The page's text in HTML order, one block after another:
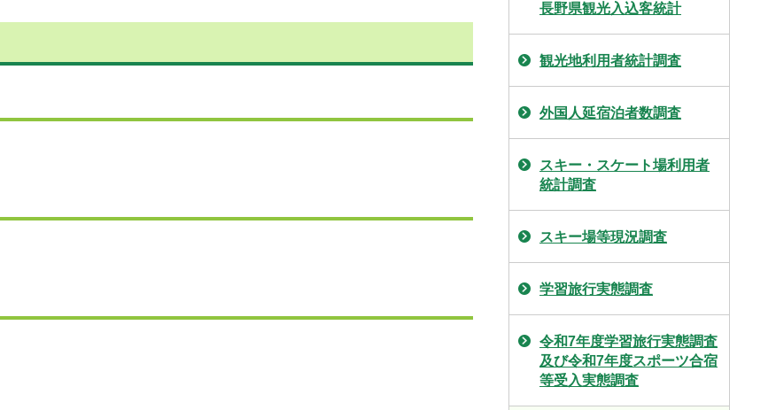
長野県観光入込客統計
観光地利用者統計調査
外国人延宿泊者数調査
スキー・スケート場利用者
統計調査
スキー場等現況調査
学習旅行実態調査
令和7年度学習旅行実態調査
及び令和7年度スポーツ合宿
等受入実態調査